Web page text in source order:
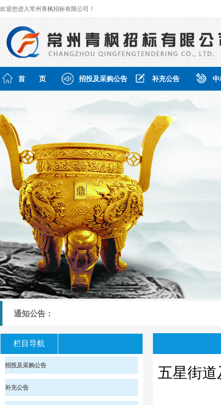
欢迎您进入常州青枫招标有限公司！
首 页 招投及采购公告 补充公告
通知公告：
栏目导航
招投及采购公告
补充公告
五星街